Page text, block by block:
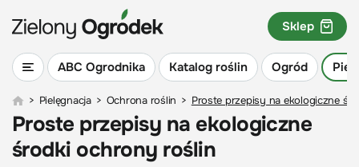
ABC Ogrodnika Katalog roślin Ogród
Sklep
> Pielęgnacja > Ochrona roślin > Proste przepisy na ekologiczne
Proste przepisy na ekologiczne
środki ochrony roślin